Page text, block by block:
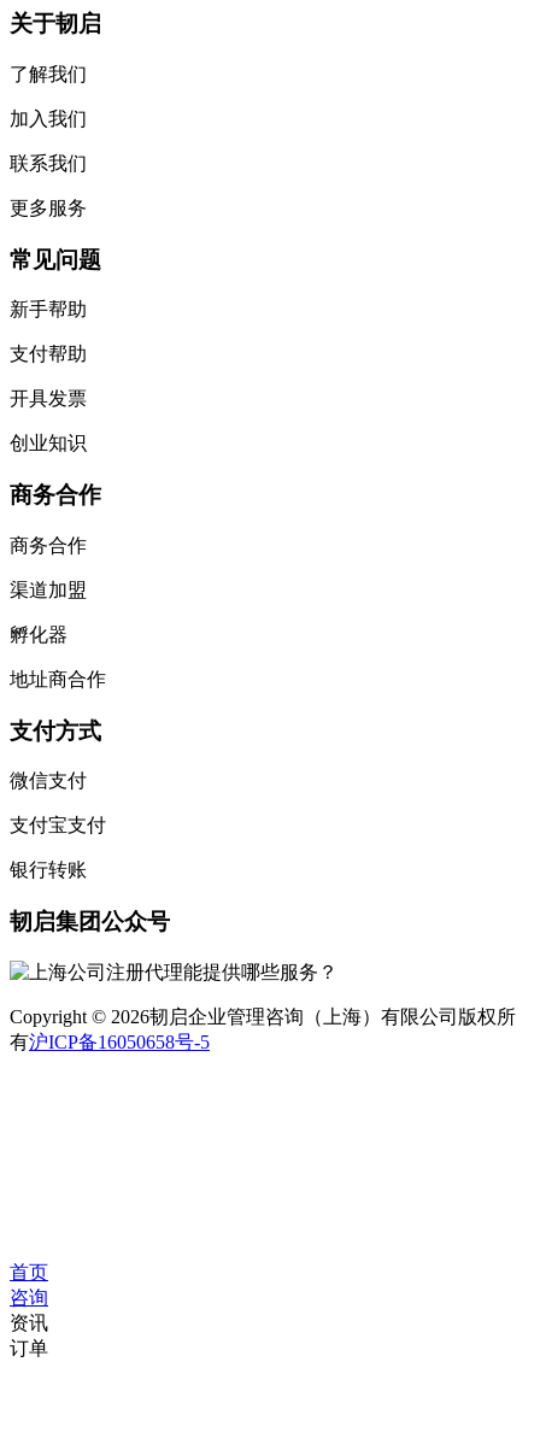
关于韧启
了解我们
加入我们
联系我们
更多服务
常见问题
新手帮助
支付帮助
开具发票
创业知识
商务合作
商务合作
渠道加盟
孵化器
地址商合作
支付方式
微信支付
支付宝支付
银行转账
韧启集团公众号
Copyright © 2026韧启企业管理咨询（上海）有限公司版权所
有沪ICP备16050658号-5
首页
咨询
资讯
订单